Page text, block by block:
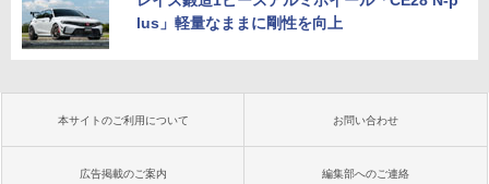
lus」軽量なままに剛性を向上
本サイトのご利用について お問い合わせ
広告掲載のご案内 編集部へのご連絡